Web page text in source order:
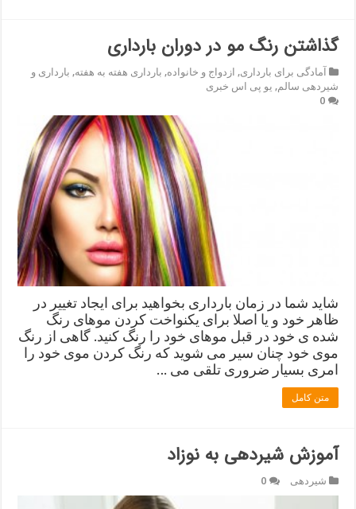
گذاشتن رنگ مو در دوران بارداری
آمادگی برای بارداری, ازدواج و خانواده, بارداری هفته به هفته, بارداری و
شیردهی سالم, یو پی اس خبری
0
شاید شما در زمان بارداری بخواهید برای ایجاد تغییر در
ظاهر خود و یا اصلا برای یکنواخت کردن موهای رنگ
شده ی خود در قبل موهای خود را رنگ کنید. گاهی از رنگ
موی خود چنان سیر می شوید که رنگ کردن موی خود را
امری بسیار ضروری تلقی می …
متن کامل
آموزش شیردهی به نوزاد
شیردهی 0